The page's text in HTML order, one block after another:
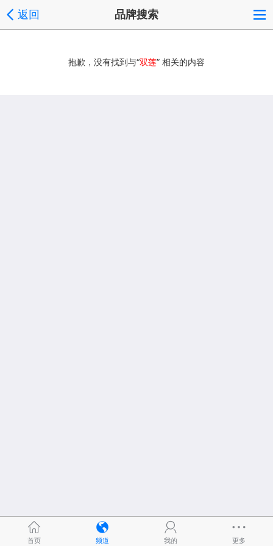
返回 品牌搜索
抱歉，没有找到与“双莲” 相关的内容
首页 频道 我的 更多